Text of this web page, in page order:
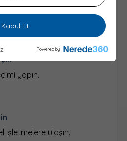
Kabul Et
Powered by
olan sektörü bulun.
yapın.
işletmelere ulaşın.